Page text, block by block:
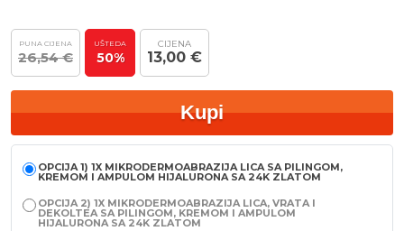
PUNA CIJENA
26,54 €
UŠTEDA
50%
CIJENA
13,00 €
Kupi
OPCIJA 1) 1X MIKRODERMOABRAZIJA LICA SA PILINGOM,
KREMOM I AMPULOM HIJALURONA SA 24K ZLATOM
OPCIJA 2) 1X MIKRODERMOABRAZIJA LICA, VRATA I
DEKOLTEA SA PILINGOM, KREMOM I AMPULOM
HIJALURONA SA 24K ZLATOM